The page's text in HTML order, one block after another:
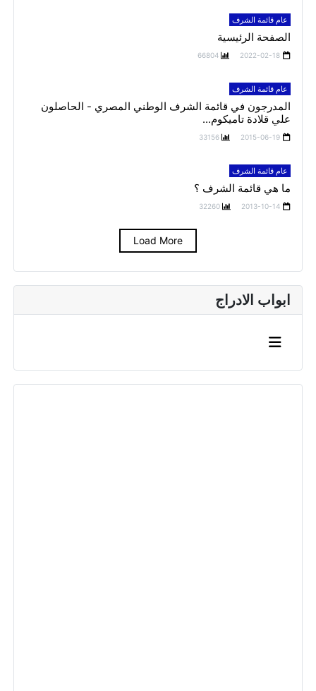
ابواب الادراج
عام قائمة الشرف
الصفحة الرئيسية
2022-02-18
66804
عام قائمة الشرف
المدرجون في قائمة الشرف الوطني المصري - الحاصلون
علي قلادة تاميكوم...
2015-06-19
33156
عام قائمة الشرف
ما هي قائمة الشرف ؟
2013-10-14
32260
Load More